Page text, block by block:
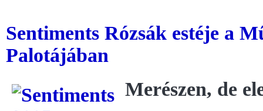
Sentiments Rózsák estéje a
Palotájában
Merészen, de